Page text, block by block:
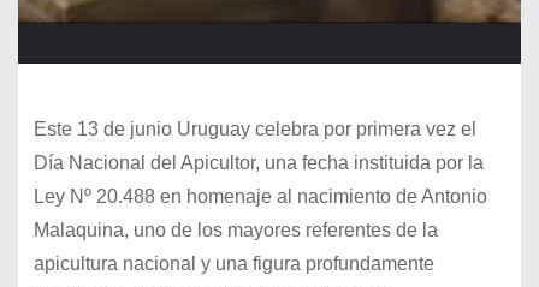
Este 13 de junio Uruguay celebra por primera vez el
Día Nacional del Apicultor, una fecha instituida por la
Ley Nº 20.488 en homenaje al nacimiento de Antonio
Malaquina, uno de los mayores referentes de la
apicultura nacional y una figura profundamente